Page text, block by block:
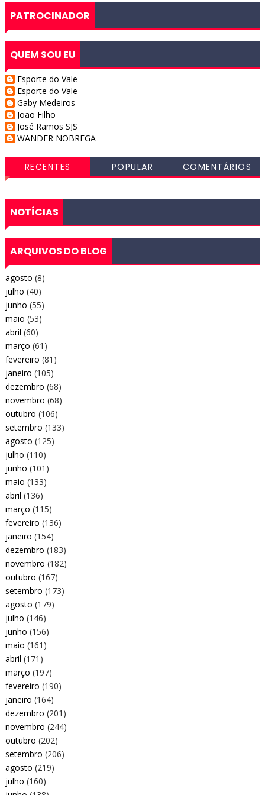
PATROCINADOR
QUEM SOU EU
Esporte do Vale
Esporte do Vale
Gaby Medeiros
Joao Filho
José Ramos SJS
WANDER NOBREGA
RECENTES POPULAR COMENTÁRIOS
NOTÍCIAS
ARQUIVOS DO BLOG
agosto (8)
julho (40)
junho (55)
maio (53)
abril (60)
março (61)
fevereiro (81)
janeiro (105)
dezembro (68)
novembro (68)
outubro (106)
setembro (133)
agosto (125)
julho (110)
junho (101)
maio (133)
abril (136)
março (115)
fevereiro (136)
janeiro (154)
dezembro (183)
novembro (182)
outubro (167)
setembro (173)
agosto (179)
julho (146)
junho (156)
maio (161)
abril (171)
março (197)
fevereiro (190)
janeiro (164)
dezembro (201)
novembro (244)
outubro (202)
setembro (206)
agosto (219)
julho (160)